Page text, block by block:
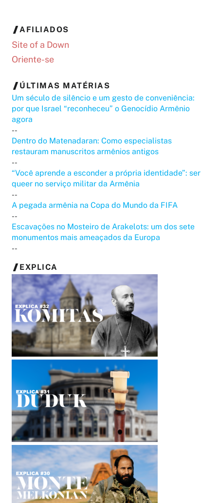
AFILIADOS
Site of a Down
Oriente-se
ÚLTIMAS MATÉRIAS
Um século de silêncio e um gesto de conveniência:
por que Israel “reconheceu” o Genocídio Armênio
agora
--
Dentro do Matenadaran: Como especialistas
restauram manuscritos armênios antigos
--
“Você aprende a esconder a própria identidade”: ser
queer no serviço militar da Armênia
--
A pegada armênia na Copa do Mundo da FIFA
--
Escavações no Mosteiro de Arakelots: um dos sete
monumentos mais ameaçados da Europa
--
EXPLICA